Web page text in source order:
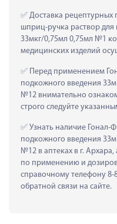
Доставка рецептурных
шприц-ручка раствор
33мкг/0,75мл 0,75мл №1
медицинских изделий
Перед применением
подкожного введения
№12 внимательно
строго следуйте
Узнать наличие Гонал-
подкожного введения
№12 в аптеках в г.
по применению и
справочному телефону 8-
обратной связи на сайте.